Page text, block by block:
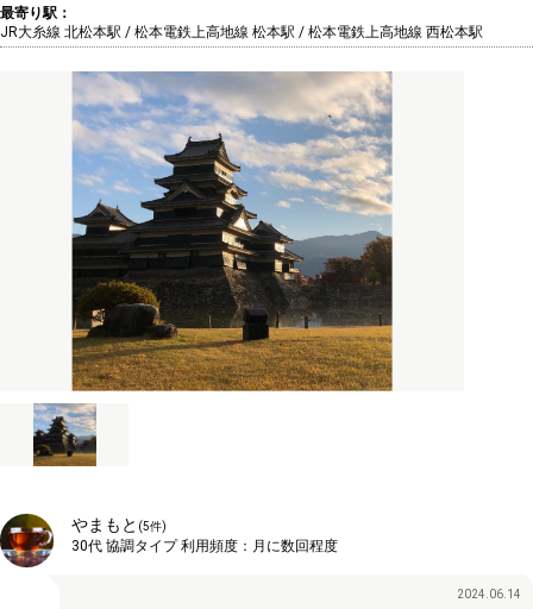
最寄り駅：
JR大糸線 北松本駅 / 松本電鉄上高地線 松本駅 / 松本電鉄上高地線 西松本駅
やまもと (5件)
30代 協調タイプ利用頻度： 月に数回程度
2024.06.14